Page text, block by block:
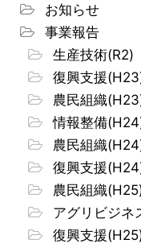
お知らせ
事業報告
生産技術(R2)
復興支援
農民組織
情報整備
農民組織
復興支援
農民組織
アグリビジネ
復興支援